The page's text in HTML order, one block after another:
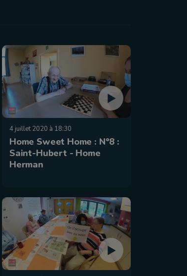
4 juillet 2020 à 18:30
Home Sweet Home : N°8 :
Saint-Hubert - Home
Herman